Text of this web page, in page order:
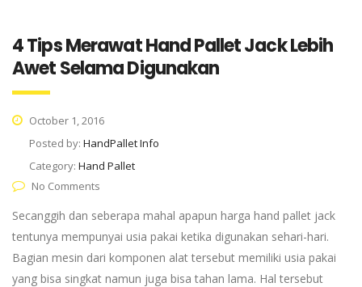
4 Tips Merawat Hand Pallet Jack Lebih
Awet Selama Digunakan
October 1, 2016
Posted by: HandPallet Info
Category: Hand Pallet
No Comments
Secanggih dan seberapa mahal apapun harga hand pallet jack
tentunya mempunyai usia pakai ketika digunakan sehari-hari.
Bagian mesin dari komponen alat tersebut memiliki usia pakai
yang bisa singkat namun juga bisa tahan lama. Hal tersebut